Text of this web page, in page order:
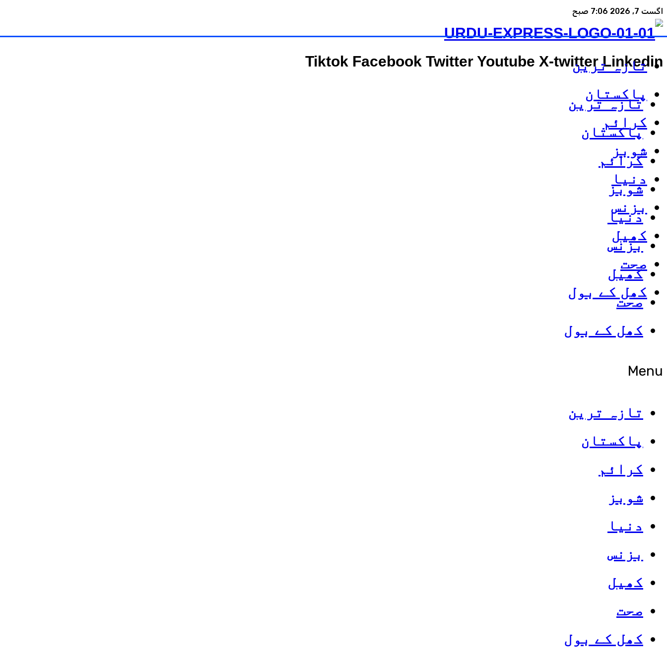
اگست 7, 2026 7:06 صبح
Tiktok Facebook Twitter Youtube X-twitter Linkedin
تازہ ترین
پاکستان
کرائم
شوبز
دنیا
بزنس
کھیل
صحت
کھل کے بول
Menu
تازہ ترین
پاکستان
کرائم
شوبز
دنیا
بزنس
کھیل
صحت
کھل کے بول
تازہ ترین
پاکستان
کرائم
شوبز
دنیا
بزنس
کھیل
صحت
کھل کے بول